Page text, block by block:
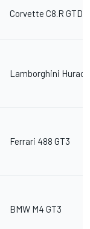
Corvette C8.R GTD
Lamborghini
Ferrari 488 GT3
BMW M4 GT3